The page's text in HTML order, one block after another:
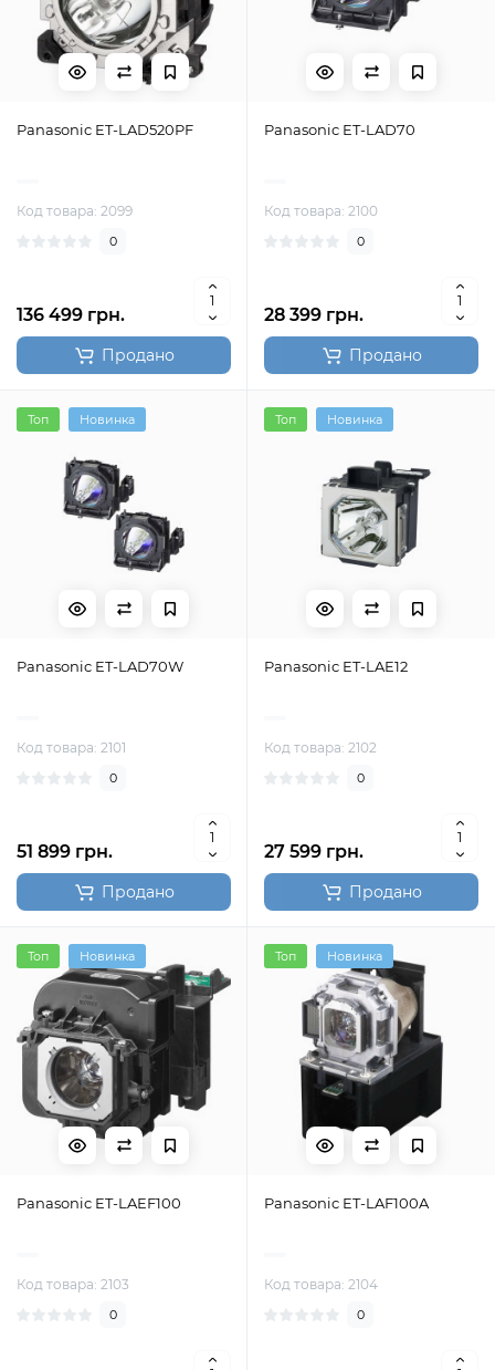
Panasonic ET-LAD520PF
Код товара: 2099
0
136 499 грн.
Продано
Panasonic ET-LAD70
Код товара: 2100
0
28 399 грн.
Продано
Топ Новинка
Panasonic ET-LAD70W
Код товара: 2101
0
51 899 грн.
Продано
Топ Новинка
Panasonic ET-LAE12
Код товара: 2102
0
27 599 грн.
Продано
Топ Новинка
Panasonic ET-LAEF100
Код товара: 2103
0
Топ Новинка
Panasonic ET-LAF100A
Код товара: 2104
0